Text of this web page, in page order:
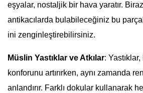
eşyalar, nostaljik bir hava yaratır.
antikacılarda bulabileceğiniz bu
ini zenginleştirebilirsiniz.
Müslin Yastıklar ve Atkılar:
konforunu artırırken, aynı zamanda
anlandırır. Farklı dokular kullanarak